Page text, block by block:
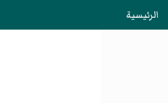
الرئيسية